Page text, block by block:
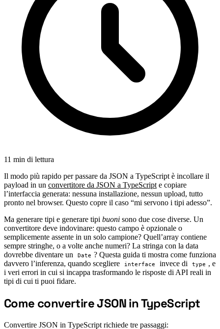
11 min di lettura
Il modo più rapido per passare da JSON a TypeScript è incollare il
payload in un convertitore da JSON a TypeScript e copiare
l’interfaccia generata: nessuna installazione, nessun upload, tutto
pronto nel browser. Questo copre il caso “mi servono i tipi adesso”.
Ma generare tipi e generare tipi buoni sono due cose diverse. Un
convertitore deve indovinare: questo campo è opzionale o
semplicemente assente in un solo campione? Quell’array contiene
sempre stringhe, o a volte anche numeri? La stringa con la data
dovrebbe diventare un
Date ? Questa guida ti mostra come funziona
davvero l’inferenza, quando scegliere
interface invece di type , e
i veri errori in cui si incappa trasformando le risposte di API reali in
tipi di cui ti puoi fidare.
#
Come convertire JSON in TypeScript
Convertire JSON in TypeScript richiede tre passaggi: